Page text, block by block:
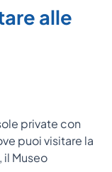
alle
private con
puoi visitare la
il Museo